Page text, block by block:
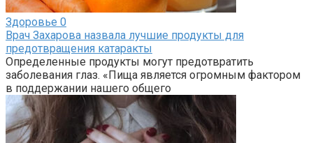
Здоровье 0
Врач Захарова назвала лучшие продукты для
предотвращения катаракты
Определенные продукты могут предотвратить
заболевания глаз. «Пища является огромным фактором
в поддержании нашего общего